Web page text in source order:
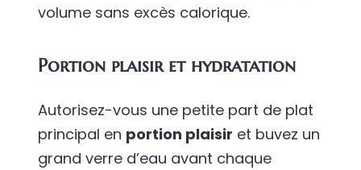
volume sans excès calorique.
Portion plaisir et hydratation
Autorisez-vous une petite part de plat
principal en portion plaisir et buvez un
grand verre d’eau avant chaque